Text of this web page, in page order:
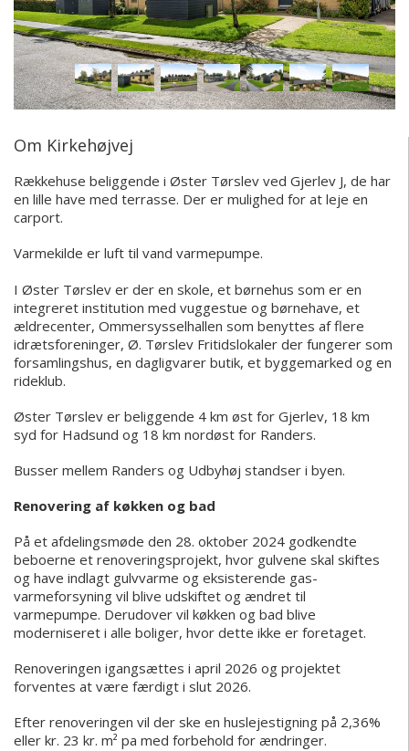
Om Kirkehøjvej
Rækkehuse beliggende i Øster Tørslev ved Gjerlev J, de har
en lille have med terrasse. Der er mulighed for at leje en
carport.
Varmekilde er luft til vand varmepumpe.
I Øster Tørslev er der en skole, et børnehus som er en
integreret institution med vuggestue og børnehave, et
ældrecenter, Ommersysselhallen som benyttes af flere
idrætsforeninger, Ø. Tørslev Fritidslokaler der fungerer som
forsamlingshus, en dagligvarer butik, et byggemarked og en
rideklub.
Øster Tørslev er beliggende 4 km øst for Gjerlev, 18 km
syd for Hadsund og 18 km nordøst for Randers.
Busser mellem Randers og Udbyhøj standser i byen.
Renovering af køkken og bad
På et afdelingsmøde den 28. oktober 2024 godkendte
beboerne et renoveringsprojekt, hvor gulvene skal skiftes
og have indlagt gulvvarme og eksisterende gas-
varmeforsyning vil blive udskiftet og ændret til
varmepumpe. Derudover vil køkken og bad blive
moderniseret i alle boliger, hvor dette ikke er foretaget.
Renoveringen igangsættes i april 2026 og projektet
forventes at være færdigt i slut 2026.
Efter renoveringen vil der ske en huslejestigning på 2,36%
eller kr. 23 kr. m² pa med forbehold for ændringer.